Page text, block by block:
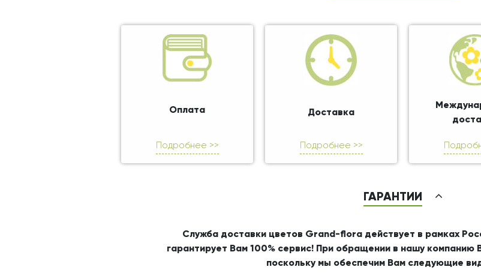
Оплата
Подробнее >>
Доставка
Подробнее >>
ГАРАНТИИ
Служба доставки цветов Grand-flora действует в рамках
гарантирует Вам 100% сервис! При обращении в нашу
поскольку мы обеспечим Вам следующие